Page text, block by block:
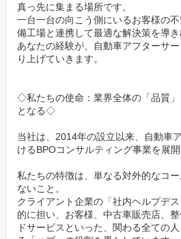
あなたの仕事が、企業の意思決定を支
です。
『安定』と『革新』の両立：安
務提携を結んでいます 。
国内初の中古車保証アプリをリリース
上で、常に新しい挑戦を続けています。
現場の暑さや寒さ、身体への負担から
発揮できるオフィスワークです。
残業も少なく、プライベートの時間を
真っ先に集まる場所です。
一台一台の向こう側にいるお客様の
備工場と連携して最適な解決策を導き
あなたの経験が、自動車アフターサ
り上げていきます。
◇私たちの使命：業界全体の「品質
となる◇
当社は、2014年の設立以来、自動車
けるBPOコンサルティング事業を展開
私たちの特徴は、単なる対外的なコ
ないこと。
クライアント企業の「社内ヘルプデ
的に担い、お客様、中古車販売店、
ドサービスといった、関わる全ての